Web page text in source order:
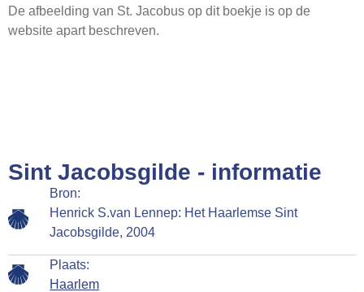
De afbeelding van St. Jacobus op dit boekje is op de
website apart beschreven.
Sint Jacobsgilde - informatie
Bron:
Henrick S.van Lennep: Het Haarlemse Sint
Jacobsgilde, 2004
Plaats:
Haarlem